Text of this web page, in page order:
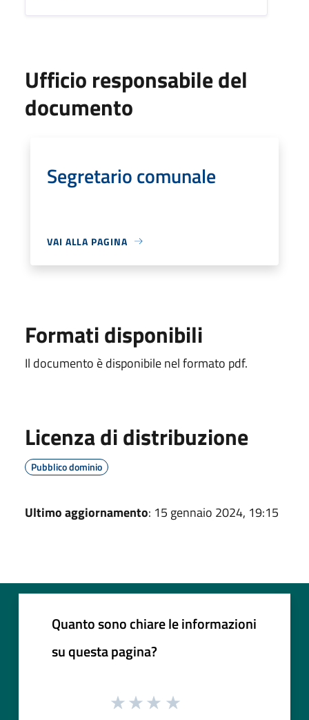
Ufficio responsabile del
documento
Segretario comunale
VAI ALLA PAGINA
Formati disponibili
Il documento è disponibile nel formato pdf.
Licenza di distribuzione
Pubblico dominio
Ultimo aggiornamento: 15 gennaio 2024, 19:15
Quanto sono chiare le informazioni
su questa pagina?